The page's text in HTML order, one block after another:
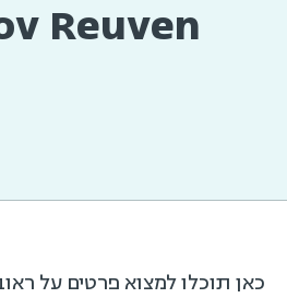
Reuven
כאן תוכלו למצוא פרטים על